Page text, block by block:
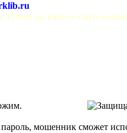
И еще на нашем сайте
мошенник сможет